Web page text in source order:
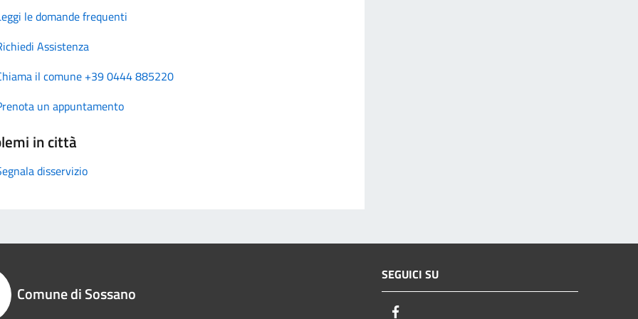
le domande frequenti
Assistenza
il comune +39 0444 885220
un appuntamento
in città
disservizio
Comune di Sossano
SEGUICI SU